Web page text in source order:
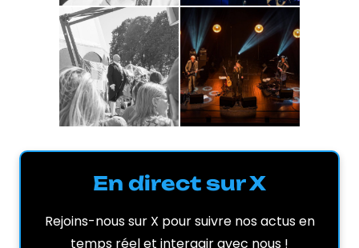
En direct sur X
Rejoins-nous sur X pour suivre nos actus en
temps réel et interagir avec nous !